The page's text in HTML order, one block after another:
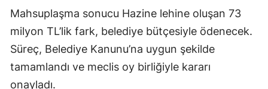
Mahsuplaşma sonucu Hazine lehine oluşan 73
milyon TL’lik fark, belediye bütçesiyle ödenecek.
Süreç, Belediye Kanunu’na uygun şekilde
tamamlandı ve meclis oy birliğiyle kararı
onayladı.